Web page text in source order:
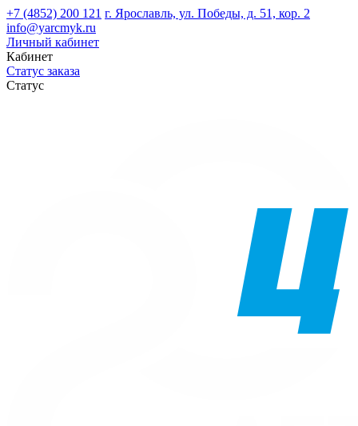
+7 (4852) 200 121 г. Ярославль, ул. Победы, д. 51, кор. 2
info@yarcmyk.ru
Личный кабинет
Кабинет
Статус заказа
Статус